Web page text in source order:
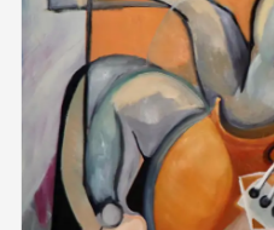
Aktuelles
Presse
Merch
Rückschau